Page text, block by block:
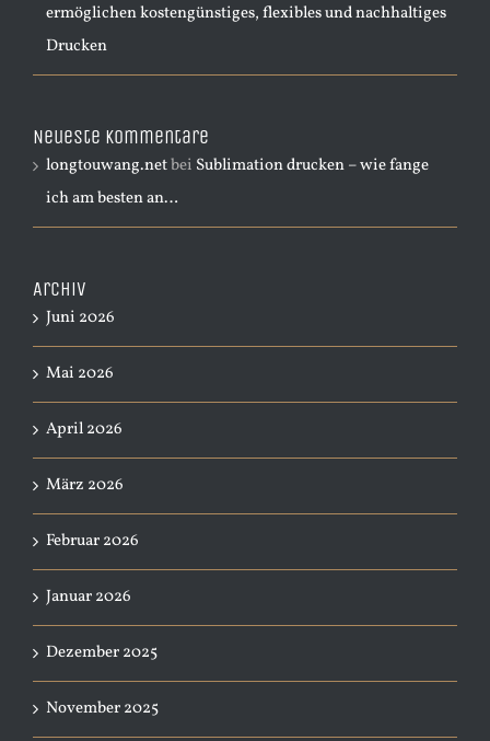
ermöglichen kostengünstiges, flexibles und nachhaltiges
Drucken
Neueste Kommentare
longtouwang.netbei Sublimation drucken – wie fange
ich am besten an…
Archiv
Juni 2026
Mai 2026
April 2026
März 2026
Februar 2026
Januar 2026
Dezember 2025
November 2025